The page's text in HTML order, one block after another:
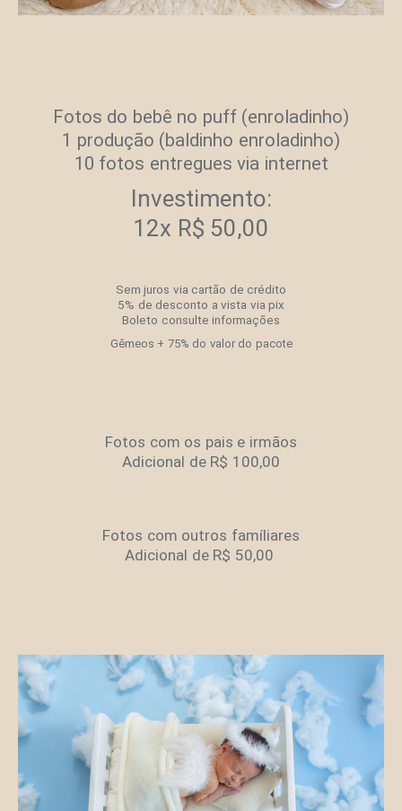
Fotos do bebê no puff (enroladinho)
1 produção (baldinho enroladinho)
10 fotos entregues via internet
Investimento:
12x R$ 50,00
Sem juros via cartão de crédito
5% de desconto a vista via pix
Boleto consulte informações
Gêmeos + 75% do valor do pacote
Fotos com os pais e irmãos
Adicional de R$ 100,00
Fotos com outros famíliares
Adicional de R$ 50,00